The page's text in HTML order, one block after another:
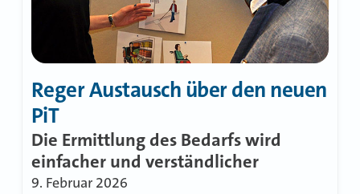
Reger Austausch über den neuen
PiT
Die Ermittlung des Bedarfs wird
einfacher und verständlicher
9. Februar 2026